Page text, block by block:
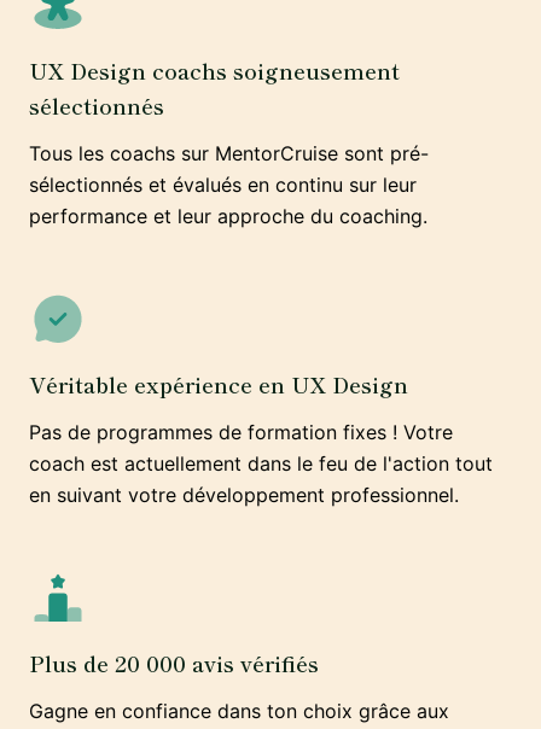
UX Design coachs soigneusement
sélectionnés
Tous les coachs sur MentorCruise sont pré-
sélectionnés et évalués en continu sur leur
performance et leur approche du coaching.
Véritable expérience en UX Design
Pas de programmes de formation fixes ! Votre
coach est actuellement dans le feu de l'action tout
en suivant votre développement professionnel.
Plus de 20 000 avis vérifiés
Gagne en confiance dans ton choix grâce aux